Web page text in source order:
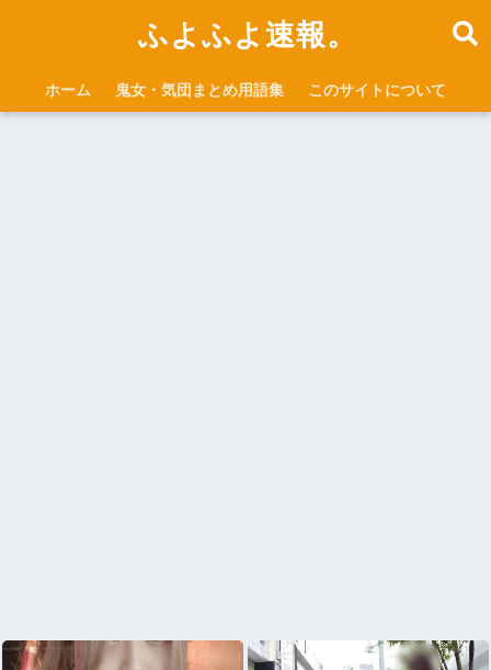
ふよふよ速報。
ホーム 鬼女・気団まとめ用語集 このサイトについて